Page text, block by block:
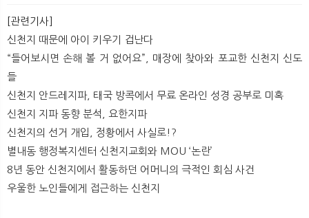
[관련기사]
신천지 때문에 아이 키우기 겁난다
“들어보시면 손해 볼 거 없어요”, 매장에 찾아와 포교한 신천지 신도
들
신천지 안드레지파, 태국 방콕에서 무료 온라인 성경 공부로 미혹
신천지 지파 동향 분석, 요한지파
신천지의 선거 개입, 정황에서 사실로!?
별내동 행정복지센터 신천지교회와 MOU ‘논란’
8년 동안 신천지에서 활동하던 어머니의 극적인 회심 사건
우울한 노인들에게 접근하는 신천지